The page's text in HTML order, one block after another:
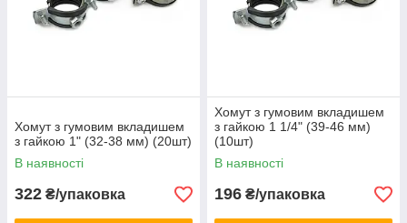
Хомут з гумовим вкладишем
з гайкою 1" (32-38 мм) (20шт)
В наявності
322 ₴/упаковка
Хомут з гумовим вкладишем
з гайкою 1 1/4" (39-46 мм)
(10шт)
В наявності
196 ₴/упаковка